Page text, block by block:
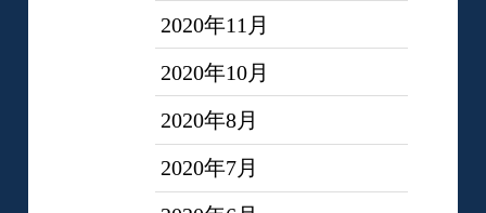
2020年11月
2020年10月
2020年8月
2020年7月